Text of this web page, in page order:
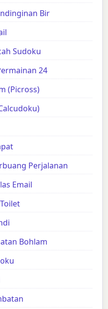
Bir
Sudoku
24
(Picross)
Perjalanan
Email
Bohlam